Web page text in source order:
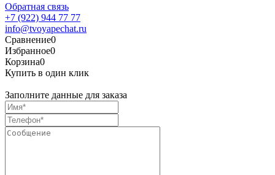
Обратная связь
+7 (922) 944 77 77
info@tvoyapechat.ru
Сравнение0
Избранное0
Корзина0
Купить в один клик
Заполните данные для заказа